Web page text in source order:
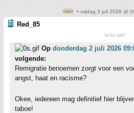
• vrijdag 3 juli 2026 @
Red_85
'echt wel'
Op donderdag 2 juli 2026
volgende:
Remigratie benoemen zorgt voor een
angst, haat en racisme?
Okee, iedereen mag definitief hier
taboe!